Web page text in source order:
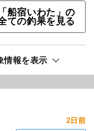
「船宿いわた」の
ての釣果を見る
情報を表示
2日前